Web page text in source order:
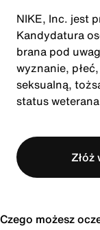
NIKE, Inc. jest
Kandydatura
brana pod
wyznanie,
seksualną,
status
Złóż
Czego możesz